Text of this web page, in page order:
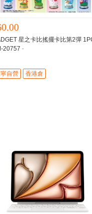
星之卡比搖擺卡比第2彈
20757 -
自營 香港倉